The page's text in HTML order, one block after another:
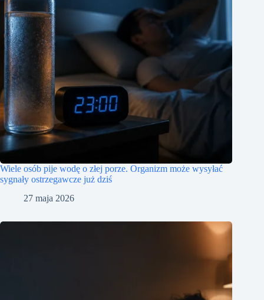
Wiele osób pije wodę o złej porze. Organizm może wysyłać
sygnały ostrzegawcze już dziś
27 maja 2026